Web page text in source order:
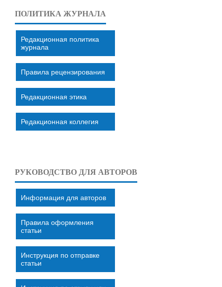
ПОЛИТИКА ЖУРНАЛА
Редакционная политика
журнала
Правила рецензирования
Редакционная этика
Редакционная коллегия
РУКОВОДСТВО ДЛЯ АВТОРОВ
Информация для авторов
Правила оформления
статьи
Инструкция по отправке
статьи